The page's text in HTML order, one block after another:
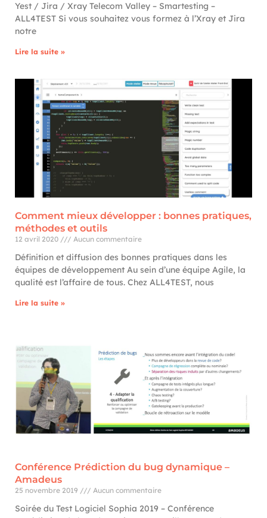
Yest / Jira / Xray Telecom Valley – Smartesting –
ALL4TEST Si vous souhaitez vous formez à l’Xray et Jira
notre
Lire la suite »
Comment mieux développer : bonnes pratiques,
méthodes et outils
12 avril 2020 Aucun commentaire
Définition et diffusion des bonnes pratiques dans les
équipes de développement Au sein d’une équipe Agile, la
qualité est l’affaire de tous. Chez ALL4TEST, nous
Lire la suite »
Conférence Prédiction du bug dynamique –
Amadeus
25 novembre 2019 Aucun commentaire
Soirée du Test Logiciel Sophia 2019 – Conférence